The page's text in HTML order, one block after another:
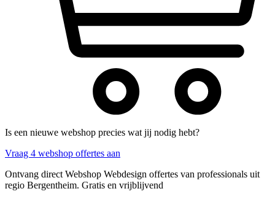
Is een nieuwe webshop precies wat jij nodig hebt?
Vraag 4 webshop offertes aan
Ontvang direct Webshop Webdesign offertes van professionals uit
regio Bergentheim. Gratis en vrijblijvend